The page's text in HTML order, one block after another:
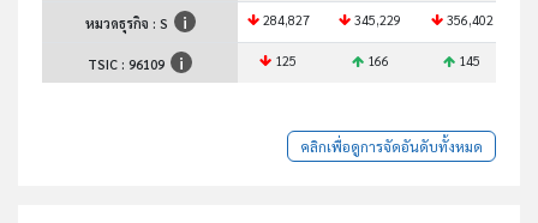
หมวดธุรกิจ : S 284,827 345,229 356,402
TSIC : 96109 125 166 145
คลิกเพื่อดูการจัดอันดับทั้งหมด